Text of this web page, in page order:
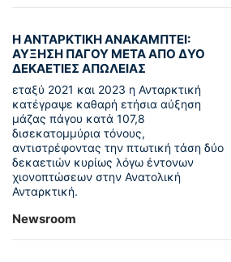
Η ΑΝΤΑΡΚΤΙΚΗ ΑΝΑΚΑΜΠΤΕΙ:
ΑΥΞΗΣΗ ΠΑΓΟΥ ΜΕΤΑ ΑΠΟ ΔΥΟ
ΔΕΚΑΕΤΙΕΣ ΑΠΩΛΕΙΑΣ
εταξύ 2021 και 2023 η Ανταρκτική
κατέγραψε καθαρή ετήσια αύξηση
μάζας πάγου κατά 107,8
δισεκατομμύρια τόνους,
αντιστρέφοντας την πτωτική τάση δύο
δεκαετιών κυρίως λόγω έντονων
χιονοπτώσεων στην Ανατολική
Ανταρκτική.
Newsroom